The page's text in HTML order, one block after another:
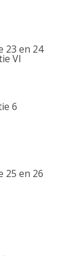
23 en 24
VI
6
25 en 26